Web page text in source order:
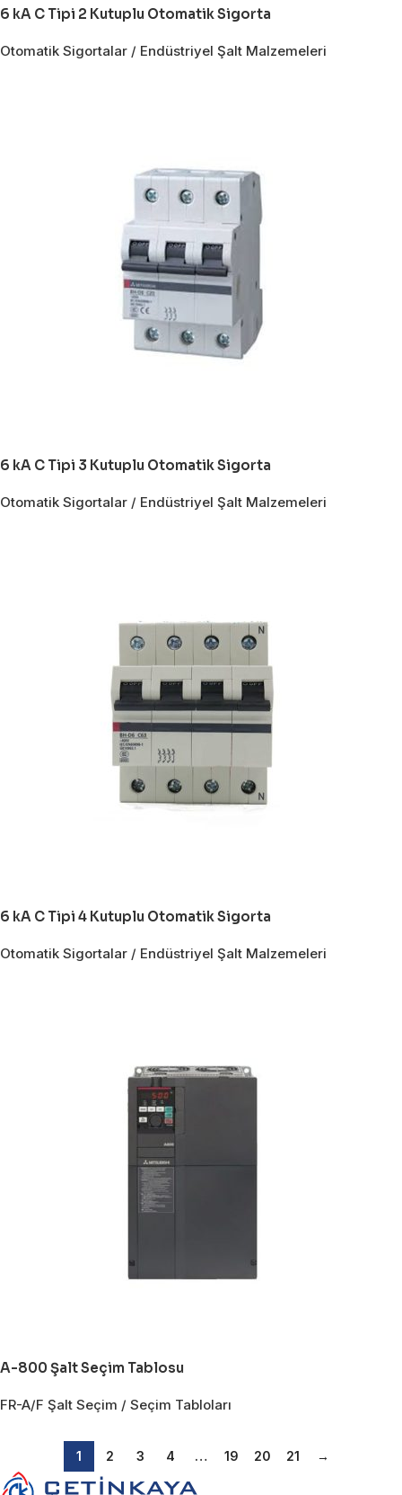
6 kA C Tipi 2 Kutuplu Otomatik Sigorta
Otomatik Sigortalar / Endüstriyel Şalt Malzemeleri
6 kA C Tipi 3 Kutuplu Otomatik Sigorta
Otomatik Sigortalar / Endüstriyel Şalt Malzemeleri
6 kA C Tipi 4 Kutuplu Otomatik Sigorta
Otomatik Sigortalar / Endüstriyel Şalt Malzemeleri
A-800 Şalt Seçim Tablosu
FR-A/F Şalt Seçim / Seçim Tabloları
1 2 3 4 … 19 20 21 →